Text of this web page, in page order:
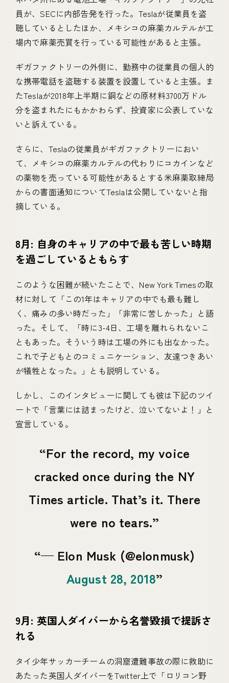
員が、SECに内部告発を行った。Teslaが従業員を盗
聴しているとしたほか、メキシコの麻薬カルテルが工
場内で麻薬売買を行っている可能性があると主張。
ギガファクトリーの外側に、勤務中の従業員の個人的
な携帯電話を盗聴する装置を設置していると主張。ま
たTeslaが2018年上半期に銅などの原材料3700万ドル
分を盗まれたにもかかわらず、投資家に公表していな
いと訴えている。
さらに、Teslaの従業員がギガファクトリーにおい
て、メキシコの麻薬カルテルの代わりにコカインなど
の薬物を売っている可能性があるとする米麻薬取締局
からの書面通知についてTeslaは公開していないと指
摘している。
8月: 自身のキャリアの中で最も苦しい時期
を過ごしているともらす
このような困難が続いたことで、New York Timesの取
材に対して「この1年はキャリアの中でも最も難し
く、痛みの多い時だった」「非常に苦しかった」と語
った。そして、「時に3-4日、工場を離れられないこ
ともあった。そういう時は工場の外にも出なかった。
これで子どもとのコミュニケーション、友達つきあい
が犠牲となった。」とも説明している。
しかし、このインタビューに関しても彼は下記のツイ
ートで「言葉には詰まったけど、泣いてないよ！」と
宣言している。
For the record, my voice
cracked once during the NY
Times article. That’s it. There
were no tears.
— Elon Musk (@elonmusk)
August 28, 2018
9月: 英国人ダイバーから名誉毀損で提訴さ
れる
タイ少年サッカーチームの洞窟遭難事故の際に救助に
あたった英国人ダイバーをTwitter上で「ロリコン野